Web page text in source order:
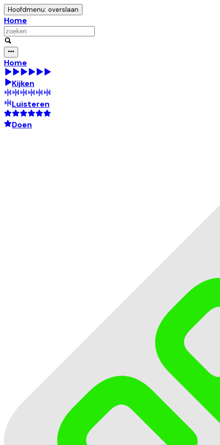
Hoofdmenu: overslaan
Home
Home
Kijken
Luisteren
Doen